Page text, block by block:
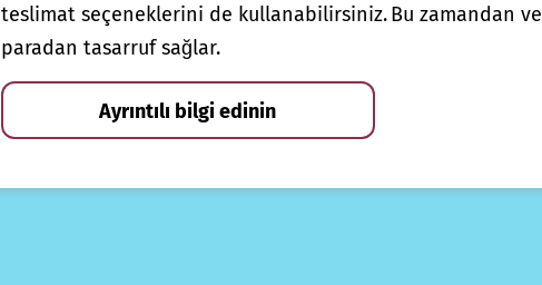
teslimat seçeneklerini de kullanabilirsiniz. Bu zamandan ve
paradan tasarruf sağlar.
Ayrıntılı bilgi edinin